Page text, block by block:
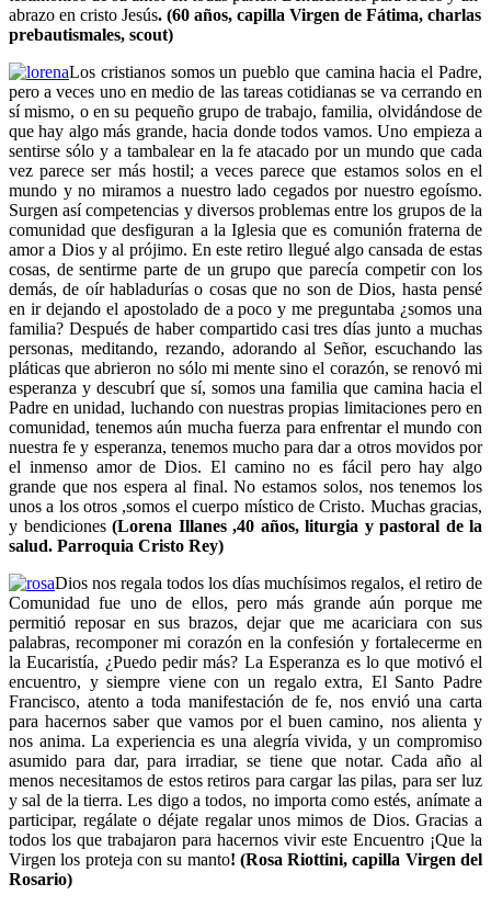
abrazo en cristo Jesús. (60 años, capilla Virgen de Fátima, charlas
prebautismales, scout)
Los cristianos somos un pueblo que camina hacia el Padre,
pero a veces uno en medio de las tareas cotidianas se va cerrando en
sí mismo, o en su pequeño grupo de trabajo, familia, olvidándose de
que hay algo más grande, hacia donde todos vamos. Uno empieza a
sentirse sólo y a tambalear en la fe atacado por un mundo que cada
vez parece ser más hostil; a veces parece que estamos solos en el
mundo y no miramos a nuestro lado cegados por nuestro egoísmo.
Surgen así competencias y diversos problemas entre los grupos de la
comunidad que desfiguran a la Iglesia que es comunión fraterna de
amor a Dios y al prójimo. En este retiro llegué algo cansada de estas
cosas, de sentirme parte de un grupo que parecía competir con los
demás, de oír habladurías o cosas que no son de Dios, hasta pensé
en ir dejando el apostolado de a poco y me preguntaba ¿somos una
familia? Después de haber compartido casi tres días junto a muchas
personas, meditando, rezando, adorando al Señor, escuchando las
pláticas que abrieron no sólo mi mente sino el corazón, se renovó mi
esperanza y descubrí que sí, somos una familia que camina hacia el
Padre en unidad, luchando con nuestras propias limitaciones pero en
comunidad, tenemos aún mucha fuerza para enfrentar el mundo con
nuestra fe y esperanza, tenemos mucho para dar a otros movidos por
el inmenso amor de Dios. El camino no es fácil pero hay algo
grande que nos espera al final. No estamos solos, nos tenemos los
unos a los otros ,somos el cuerpo místico de Cristo. Muchas gracias,
y bendiciones (Lorena Illanes ,40 años, liturgia y pastoral de la
salud. Parroquia Cristo Rey)
Dios nos regala todos los días muchísimos regalos, el retiro de
Comunidad fue uno de ellos, pero más grande aún porque me
permitió reposar en sus brazos, dejar que me acariciara con sus
palabras, recomponer mi corazón en la confesión y fortalecerme en
la Eucaristía, ¿Puedo pedir más? La Esperanza es lo que motivó el
encuentro, y siempre viene con un regalo extra, El Santo Padre
Francisco, atento a toda manifestación de fe, nos envió una carta
para hacernos saber que vamos por el buen camino, nos alienta y
nos anima. La experiencia es una alegría vivida, y un compromiso
asumido para dar, para irradiar, se tiene que notar. Cada año al
menos necesitamos de estos retiros para cargar las pilas, para ser luz
y sal de la tierra. Les digo a todos, no importa como estés, anímate a
participar, regálate o déjate regalar unos mimos de Dios. Gracias a
todos los que trabajaron para hacernos vivir este Encuentro ¡Que la
Virgen los proteja con su manto! (Rosa Riottini, capilla Virgen del
Rosario)